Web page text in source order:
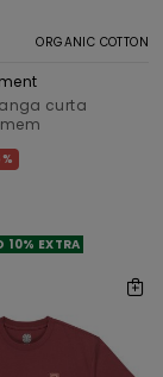
ORGANIC COTTON
curta
10% EXTRA